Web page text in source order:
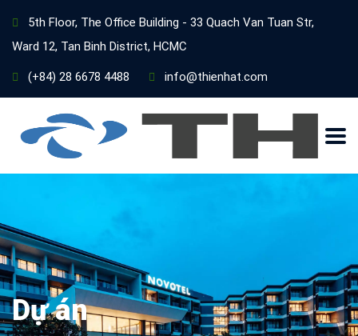
5th Floor, The Office Building - 33 Quach Van Tuan Str,
Ward 12, Tan Binh District, HCMC
(+84) 28 6678 4488 info@thienhat.com
Dự án